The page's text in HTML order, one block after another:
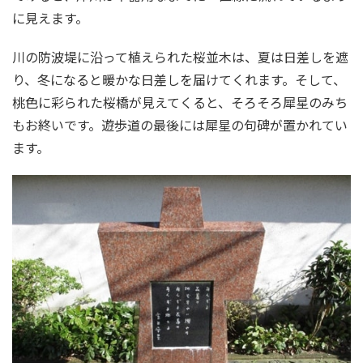
に見えます。
川の防波堤に沿って植えられた桜並木は、夏は日差しを遮
り、冬になると暖かな日差しを届けてくれます。そして、
桃色に彩られた桜橋が見えてくると、そろそろ犀星のみち
もお終いです。遊歩道の最後には犀星の句碑が置かれてい
ます。